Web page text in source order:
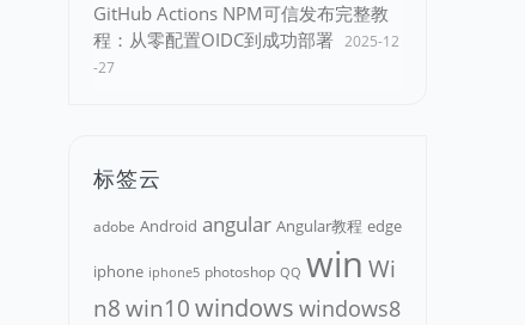
GitHub Actions NPM可信发布完整教
程：从零配置OIDC到成功部署 2025-12
-27
标签云
adobe Android angular Angular教程 edge
iphone iphone5 photoshop QQ win Wi
n8win10windows windows8